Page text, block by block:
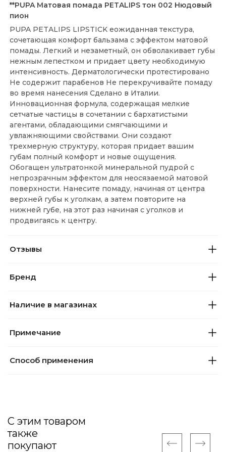
**PUPA Матовая помада PETALIPS тон 002 Нюдовый
пион
PUPA PETALIPS LIPSTICK еожиданная текстура,
сочетающая комфорт бальзама с эффектом матовой
помады. Легкий и незаметный, он обволакивает губы
нежным лепестком и придает цвету необходимую
интенсивность. Дерматологически протестировано
Не содержит парабенов Не перекручивайте помаду
во время нанесения Сделано в Италии.
Инновационная формула, содержащая мелкие
сетчатые частицы в сочетании с бархатистыми
агентами, обладающими смягчающими и
увлажняющими свойствами. Они создают
трехмерную структуру, которая придает вашим
губам полный комфорт и новые ощущения.
Обогащен ультратонкой минеральной пудрой с
непрозрачным эффектом для неосязаемой матовой
поверхности. Нанесите помаду, начиная от центра
верхней губы к уголкам, а затем повторите на
нижней губе, на этот раз начиная с уголков и
продвигаясь к центру.
Отзывы
Бренд
Наличие в магазинах
Примечание
Способ применения
С этим товаром
также
покупают